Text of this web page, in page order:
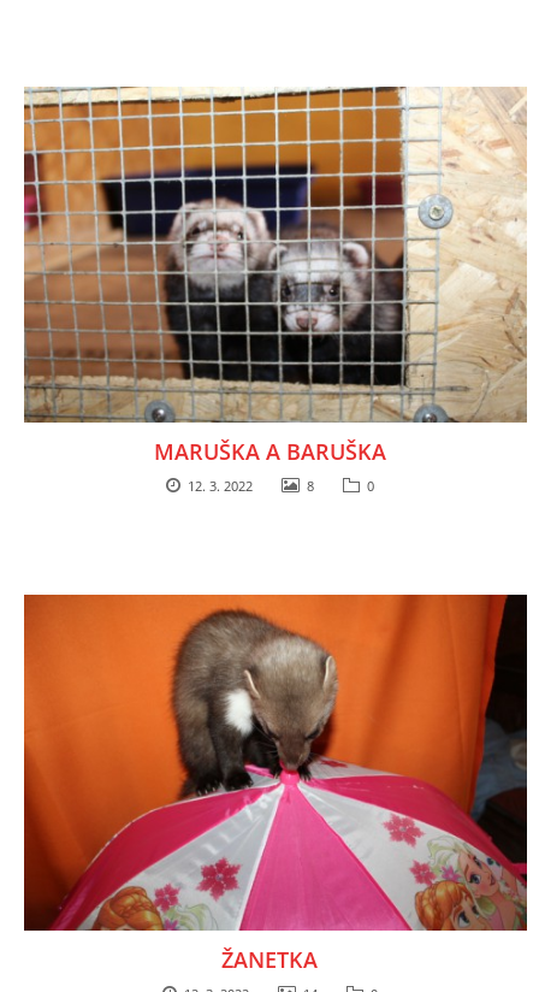
VÝROČNÍ ZPRÁVY
KONTAKT
JAK NÁM POMOCI
NAPSALI O NÁS
NATÁČENÍ V TELEVIZI
HISTORIE - 2010 - 2020
JAK NÁM POMOCI - POMÁHAJÍ NÁM :-)
Fretky Boleslav, z.s.
Trnová 15
294 25 Katusice
602 692 130
info@fretkyboleslav.cz
MARUŠKA A BARUŠKA
12. 3. 2022 8 0
ŽANETKA